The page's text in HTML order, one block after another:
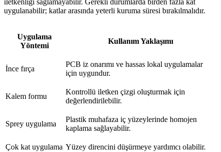
iletkenliği sağlamayabilir. Gerekli durumlarda birden fazla kat
uygulanabilir; katlar arasında yeterli kuruma süresi bırakılmalıdır.
Uygulama
Yöntemi
Kullanım Yaklaşımı
İnce fırça
PCB iz onarımı ve hassas lokal uygulamalar
için uygundur.
Kalem formu
Kontrollü iletken çizgi oluşturmak için
değerlendirilebilir.
Sprey uygulama
Plastik muhafaza iç yüzeylerinde homojen
kaplama sağlayabilir.
Çok kat uygulama Yüzey direncini düşürmeye yardımcı olabilir.